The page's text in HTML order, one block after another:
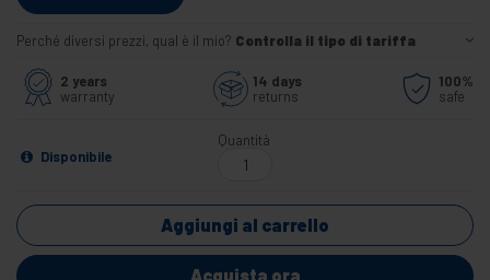
Perché diversi prezzi, qual è il mio? Controlla il tipo di tariffa
2 years
warranty
14 days
returns
100%
safe
Disponibile
Quantità
Aggiungi al carrello
Acquista ora